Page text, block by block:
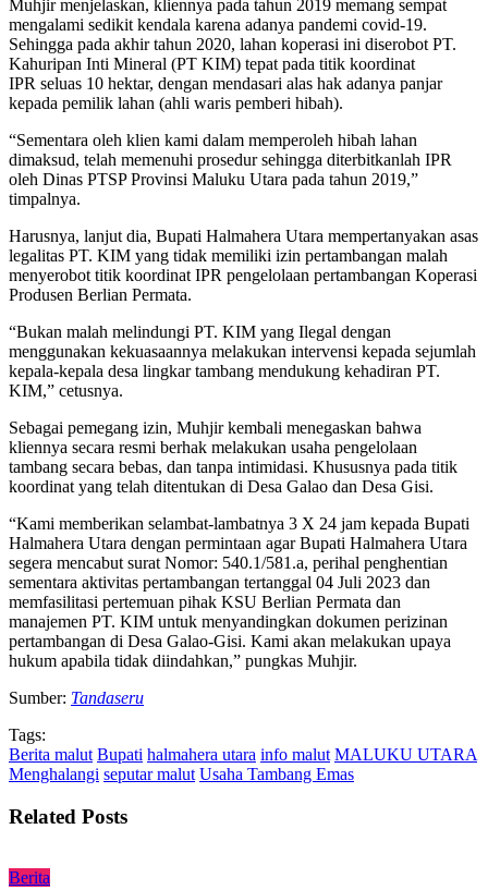
Muhjir menjelaskan, kliennya pada tahun 2019 memang sempat
mengalami sedikit kendala karena adanya pandemi covid-19.
Sehingga pada akhir tahun 2020, lahan koperasi ini diserobot PT.
Kahuripan Inti Mineral (PT KIM) tepat pada titik koordinat
IPR seluas 10 hektar, dengan mendasari alas hak adanya panjar
kepada pemilik lahan (ahli waris pemberi hibah).
“Sementara oleh klien kami dalam memperoleh hibah lahan
dimaksud, telah memenuhi prosedur sehingga diterbitkanlah IPR
oleh Dinas PTSP Provinsi Maluku Utara pada tahun 2019,”
timpalnya.
Harusnya, lanjut dia, Bupati Halmahera Utara mempertanyakan asas
legalitas PT. KIM yang tidak memiliki izin pertambangan malah
menyerobot titik koordinat IPR pengelolaan pertambangan Koperasi
Produsen Berlian Permata.
“Bukan malah melindungi PT. KIM yang Ilegal dengan
menggunakan kekuasaannya melakukan intervensi kepada sejumlah
kepala-kepala desa lingkar tambang mendukung kehadiran PT.
KIM,” cetusnya.
Sebagai pemegang izin, Muhjir kembali menegaskan bahwa
kliennya secara resmi berhak melakukan usaha pengelolaan
tambang secara bebas, dan tanpa intimidasi. Khususnya pada titik
koordinat yang telah ditentukan di Desa Galao dan Desa Gisi.
“Kami memberikan selambat-lambatnya 3 X 24 jam kepada Bupati
Halmahera Utara dengan permintaan agar Bupati Halmahera Utara
segera mencabut surat Nomor: 540.1/581.a, perihal penghentian
sementara aktivitas pertambangan tertanggal 04 Juli 2023 dan
memfasilitasi pertemuan pihak KSU Berlian Permata dan
manajemen PT. KIM untuk menyandingkan dokumen perizinan
pertambangan di Desa Galao-Gisi. Kami akan melakukan upaya
hukum apabila tidak diindahkan,” pungkas Muhjir.
Sumber: Tandaseru
Tags:
Berita malut Bupati halmahera utara info malut MALUKU UTARA
Menghalangi seputar malut Usaha Tambang Emas
Related Posts
Berita